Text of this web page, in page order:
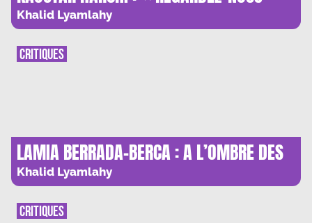
NOUS REDRESSER »
Khalid Lyamlahy
LAMIA BERRADA-BERCA : A L’OMBRE DES
CERISIERS EN FLEURS
Khalid Lyamlahy
CRITIQUES
CRITIQUES